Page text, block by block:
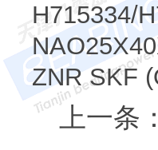
H715334/
ZNR SKF
上一条：